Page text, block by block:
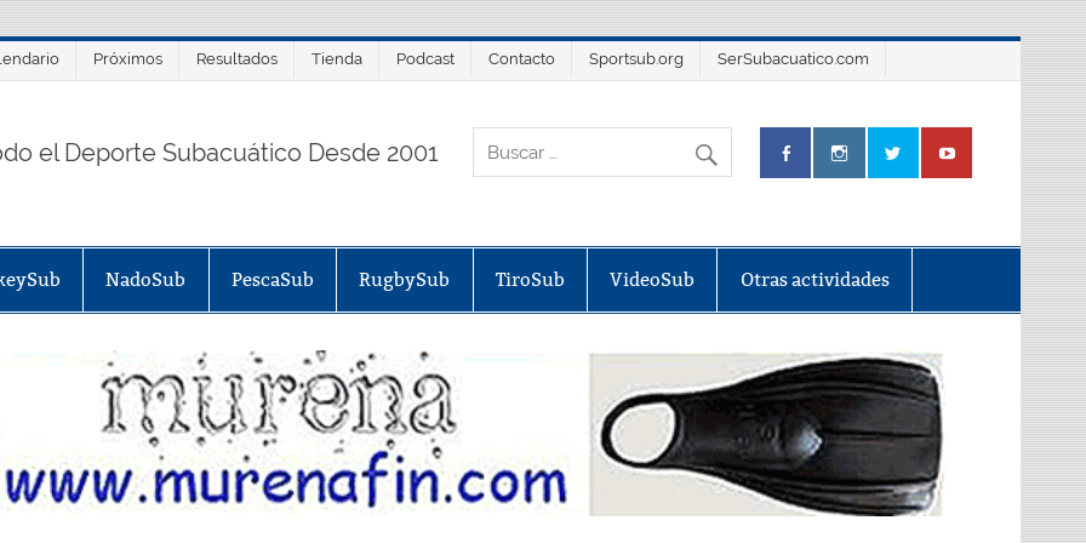
Próximos Resultados Tienda Podcast Contacto Sportsub.org SerSubacuatico.com
el Deporte Subacuático Desde 2001
NadoSub PescaSub RugbySub TiroSub VideoSub Otras actividades